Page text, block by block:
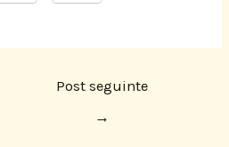
Post seguinte
→